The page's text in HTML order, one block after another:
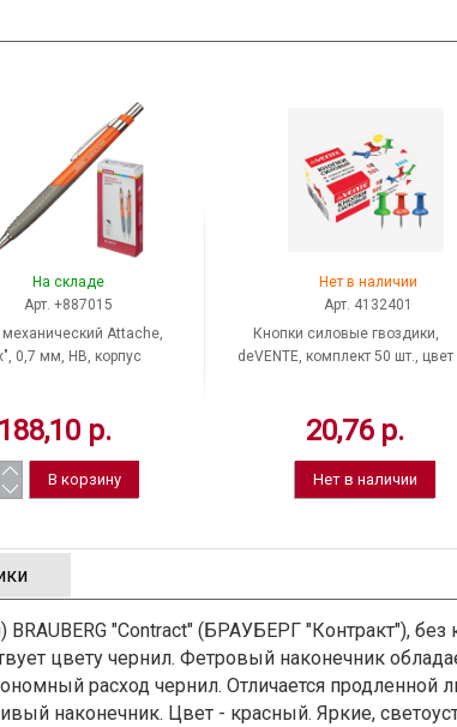
На складе
Арт. +887015
Attache,
0,7 мм, HB, корпус
188,10 р.
Нет в наличии
Арт. 4132401
Кнопки силовые гвоздики,
deVENTE, комплект 50 шт., цвет
20,76 р.
Нет в наличии
"Contract" (БРАУБЕРГ "Контракт"), без
цвету чернил. Фетровый наконечник
расход чернил. Отличается продленной
наконечник. Цвет - красный. Яркие,